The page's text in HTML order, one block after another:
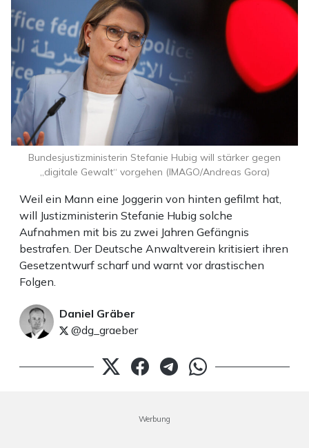
Weil ein Mann eine Joggerin von hinten gefilmt hat,
will Justizministerin Stefanie Hubig solche
Aufnahmen mit bis zu zwei Jahren Gefängnis
bestrafen. Der Deutsche Anwaltverein kritisiert ihren
Gesetzentwurf scharf und warnt vor drastischen
Folgen.
Daniel Gräber
@dg_graeber
Bundesjustizministerin Stefanie Hubig will stärker gegen
„digitale Gewalt“ vorgehen (IMAGO/Andreas Gora)
Werbung